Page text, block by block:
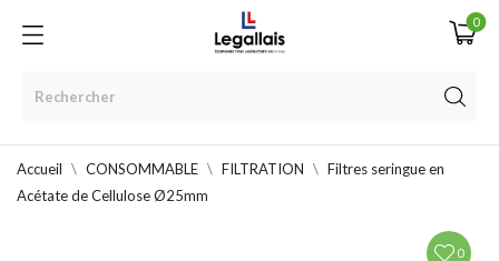
0
Accueil CONSOMMABLE FILTRATION
Filtres seringue en
Acétate de Cellulose Ø25mm
0